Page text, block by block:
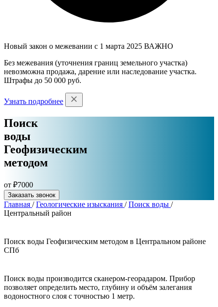
Новый закон о межевании с 1 марта 2025 ВАЖНО
Без межевания (уточнения границ земельного участка)
невозможна продажа, дарение или наследование участка.
Штрафы до 50 000 руб.
Узнать подробнее
Поиск
воды
Геофизическим
методом
от ₽7000
Заказать звонок
Главная /Геологические изыскания /Поиск воды /
Центральный район
Поиск воды Геофизическим методом в Центральном районе
СПб
Поиск воды производится сканером-георадаром. Прибор
позволяет определить место, глубину и объём залегания
водоностного слоя с точностью 1 метр.